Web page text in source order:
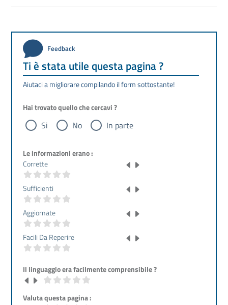
Feedback
Ti è stata utile questa pagina ?
Aiutaci a migliorare compilando il form sottostante!
Hai trovato quello che cercavi ?
Si No In parte
Le informazioni erano :
Corrette
Sufficienti
Aggiornate
Facili Da Reperire
Il linguaggio era facilmente comprensibile ?
Valuta questa pagina :